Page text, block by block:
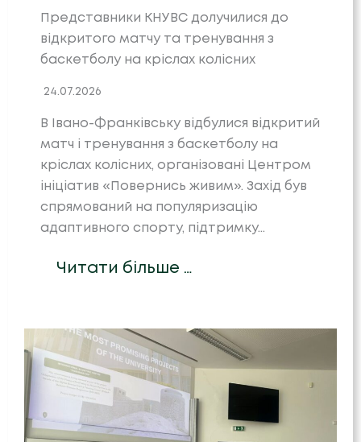
Представники КНУВС долучилися до
відкритого матчу та тренування з
баскетболу на кріслах колісних
24.07.2026
В Івано-Франківську відбулися відкритий
матч і тренування з баскетболу на
кріслах колісних, організовані Центром
ініціатив «Повернись живим». Захід був
спрямований на популяризацію
адаптивного спорту, підтримку…
Читати більше …